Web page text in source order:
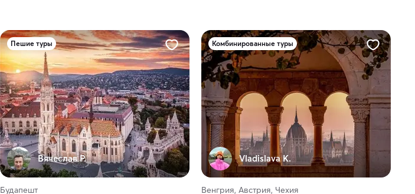
Пешие туры
Вячеслав Р.
Будапешт
Комбинированные туры
Vladislava K.
Венгрия, Австрия, Чехия